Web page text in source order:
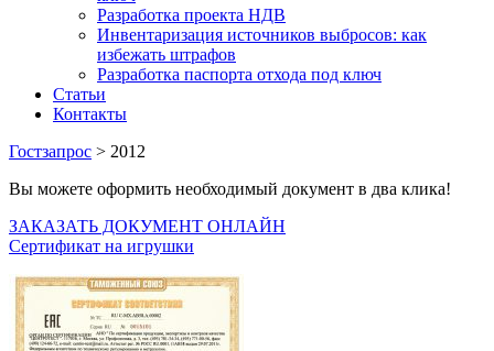
Разработка проекта НДВ
Инвентаризация источников выбросов: как
избежать штрафов
Разработка паспорта отхода под ключ
Статьи
Контакты
Гостзапрос > 2012
Вы можете оформить необходимый документ в два клика!
ЗАКАЗАТЬ ДОКУМЕНТ ОНЛАЙН
Сертификат на игрушки